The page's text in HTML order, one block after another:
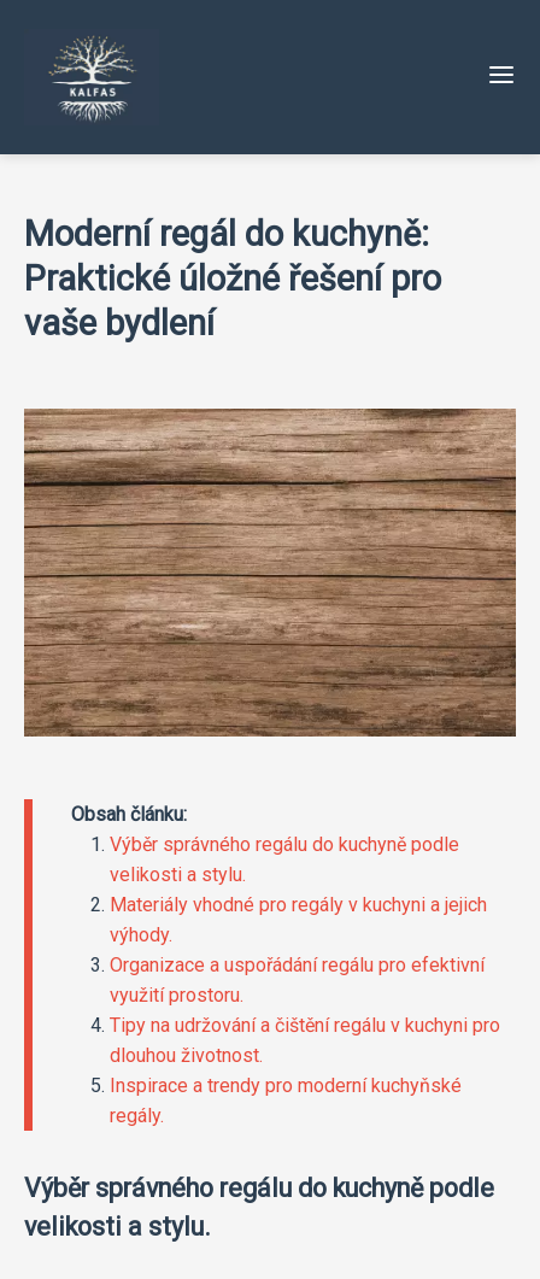
Moderní regál do kuchyně:
Praktické úložné řešení pro
vaše bydlení
Obsah článku:
Výběr správného regálu do kuchyně podle
velikosti a stylu.
Materiály vhodné pro regály v kuchyni a jejich
výhody.
Organizace a uspořádání regálu pro efektivní
využití prostoru.
Tipy na udržování a čištění regálu v kuchyni pro
dlouhou životnost.
Inspirace a trendy pro moderní kuchyňské
regály.
Výběr správného regálu do kuchyně podle
velikosti a stylu.